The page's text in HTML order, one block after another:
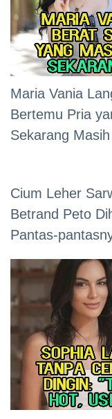
Maria Vania
Bertemu Pria
Sekarang
Cium Leher
Betrand Peto
Pantas-